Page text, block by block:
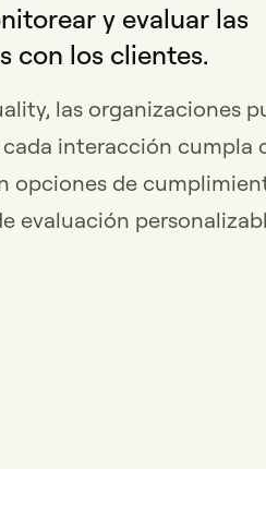
y evaluar las
con los clientes.
las organizaciones
interacción cumpla
opciones de
evaluación